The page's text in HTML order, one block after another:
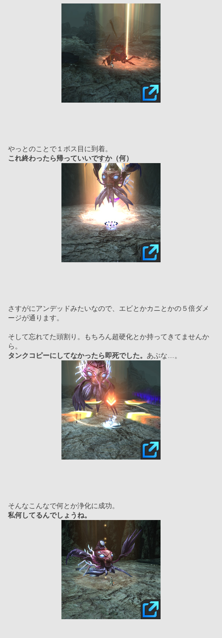
やっとのことで１ボス目に到着。
これ終わったら帰っていいですか（何）
さすがにアンデッドみたいなので、エビとかカニとかの５倍ダメ
ージが通ります。
そして忘れてた頭割り。もちろん超硬化とか持ってきてませんか
ら。
タンクコピーにしてなかったら即死でした。 あぶな…。
そんなこんなで何とか浄化に成功。
私何してるんでしょうね。